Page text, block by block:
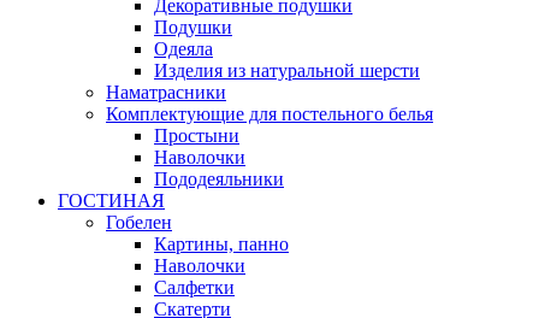
Декоративные подушки
Подушки
Одеяла
Изделия из натуральной шерсти
Наматраcники
Комплектующие для постельного белья
Простыни
Наволочки
Пододеяльники
ГОСТИНАЯ
Гобелен
Картины, панно
Наволочки
Салфетки
Скатерти